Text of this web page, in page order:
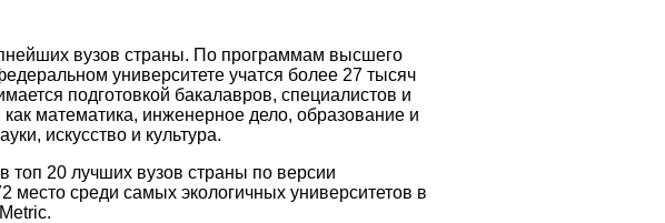
вузов страны. По программам высшего
университете учатся более 27 тысяч
подготовкой бакалавров, специалистов и
как математика, инженерное дело, образование и
искусство и культура.
топ 20 лучших вузов страны по версии
место среди самых экологичных университетов в